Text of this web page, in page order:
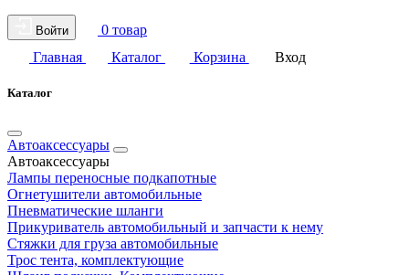
Войти
0 товар
Главная
Каталог Корзина Вход
Каталог
Автоаксессуары
Автоаксессуары
Лампы переносные подкапотные
Огнетушители автомобильные
Пневматические шланги
Прикуриватель автомобильный и запчасти к нему
Стяжки для груза автомобильные
Трос тента, комплектующие